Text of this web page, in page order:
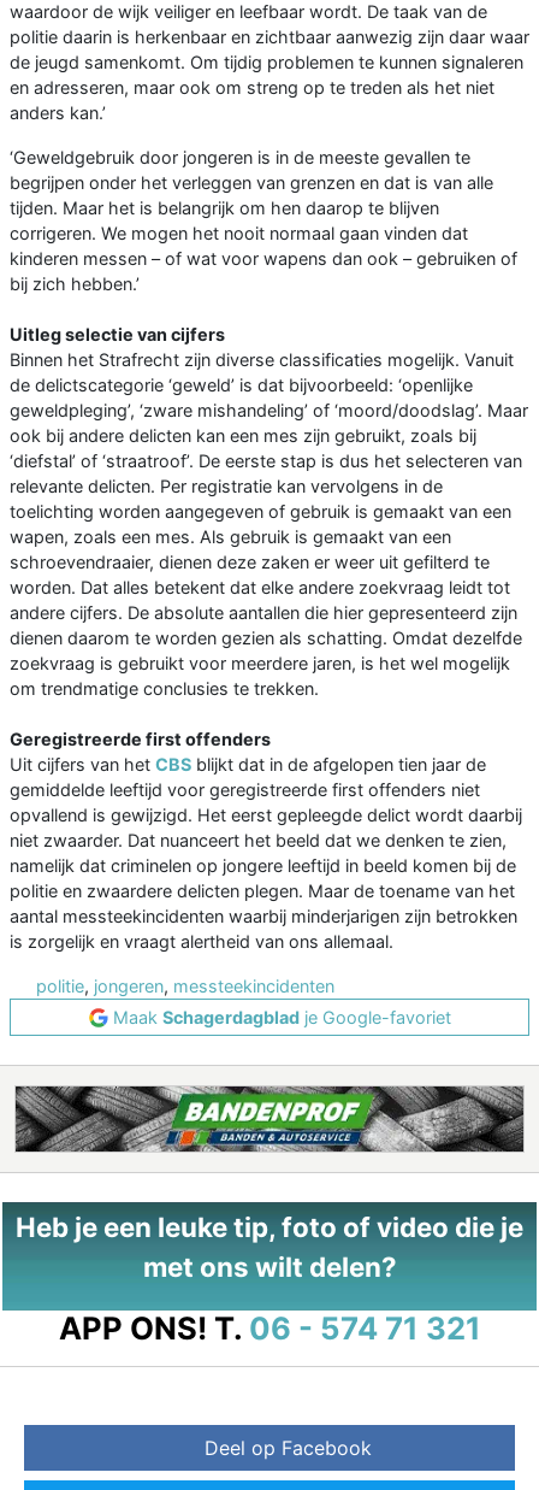
waardoor de wijk veiliger en leefbaar wordt. De taak van de
politie daarin is herkenbaar en zichtbaar aanwezig zijn daar waar
de jeugd samenkomt. Om tijdig problemen te kunnen signaleren
en adresseren, maar ook om streng op te treden als het niet
anders kan.’
‘Geweldgebruik door jongeren is in de meeste gevallen te
begrijpen onder het verleggen van grenzen en dat is van alle
tijden. Maar het is belangrijk om hen daarop te blijven
corrigeren. We mogen het nooit normaal gaan vinden dat
kinderen messen – of wat voor wapens dan ook – gebruiken of
bij zich hebben.’
Uitleg selectie van cijfers
Binnen het Strafrecht zijn diverse classificaties mogelijk. Vanuit
de delictscategorie ‘geweld’ is dat bijvoorbeeld: ‘openlijke
geweldpleging’, ‘zware mishandeling’ of ‘moord/doodslag’. Maar
ook bij andere delicten kan een mes zijn gebruikt, zoals bij
‘diefstal’ of ‘straatroof’. De eerste stap is dus het selecteren van
relevante delicten. Per registratie kan vervolgens in de
toelichting worden aangegeven of gebruik is gemaakt van een
wapen, zoals een mes. Als gebruik is gemaakt van een
schroevendraaier, dienen deze zaken er weer uit gefilterd te
worden. Dat alles betekent dat elke andere zoekvraag leidt tot
andere cijfers. De absolute aantallen die hier gepresenteerd zijn
dienen daarom te worden gezien als schatting. Omdat dezelfde
zoekvraag is gebruikt voor meerdere jaren, is het wel mogelijk
om trendmatige conclusies te trekken.
Geregistreerde first offenders
Uit cijfers van het CBS blijkt dat in de afgelopen tien jaar de
gemiddelde leeftijd voor geregistreerde first offenders niet
opvallend is gewijzigd. Het eerst gepleegde delict wordt daarbij
niet zwaarder. Dat nuanceert het beeld dat we denken te zien,
namelijk dat criminelen op jongere leeftijd in beeld komen bij de
politie en zwaardere delicten plegen. Maar de toename van het
aantal messteekincidenten waarbij minderjarigen zijn betrokken
is zorgelijk en vraagt alertheid van ons allemaal.
politie, jongeren, messteekincidenten
Maak Schagerdagbladje Google-favoriet
Heb je een leuke tip, foto of video die je
met ons wilt delen?
APP ONS! T. 06 - 574 71 321
Deel op Facebook